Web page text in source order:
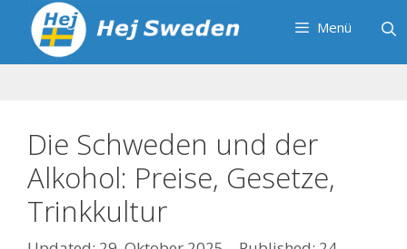
Inhalt
springen
Menü
Die Schweden und der
Alkohol: Preise, Gesetze,
Trinkkultur